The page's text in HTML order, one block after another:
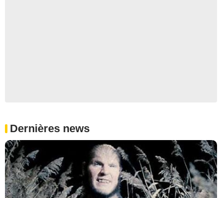
Dernières news